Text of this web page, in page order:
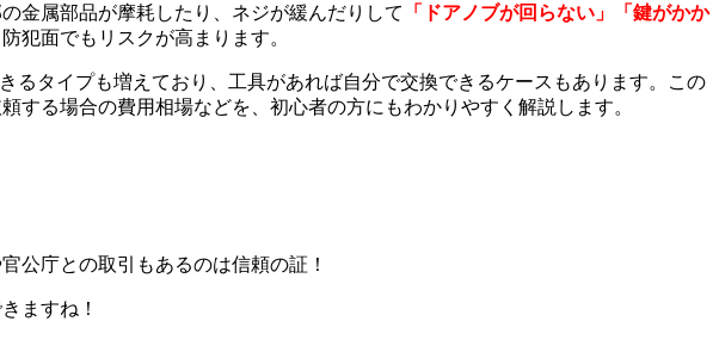
金属部品が摩耗したり、ネジが緩んだりして
「ドアノブが回らない」「鍵がかか
犯面でもリスクが高まります。
タイプも増えており、工具があれば自分で交換できるケースもあります。この
る場合の費用相場などを、初心者の方にもわかりやすく解説します。
公庁との取引もあるのは信頼の証！
ますね！